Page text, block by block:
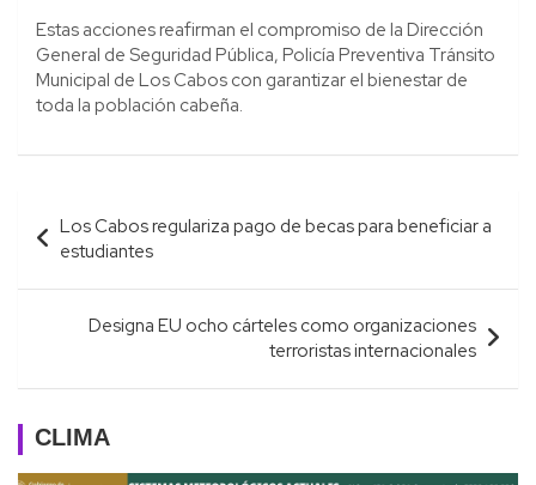
Estas acciones reafirman el compromiso de la Dirección
General de Seguridad Pública, Policía Preventiva Tránsito
Municipal de Los Cabos con garantizar el bienestar de
toda la población cabeña.
Navegación
de
entradas
Los Cabos regulariza pago de becas para beneficiar a
estudiantes
Designa EU ocho cárteles como organizaciones
terroristas internacionales
CLIMA